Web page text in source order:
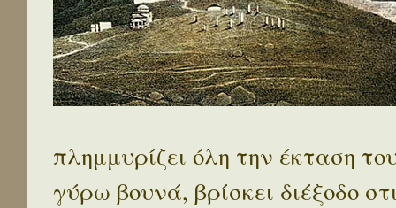
πλημμυρίζει όλη την έκταση
γύρω βουνά, βρίσκει διέξοδο